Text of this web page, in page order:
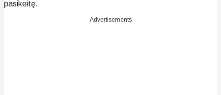
pasikeitę.
Advertisements